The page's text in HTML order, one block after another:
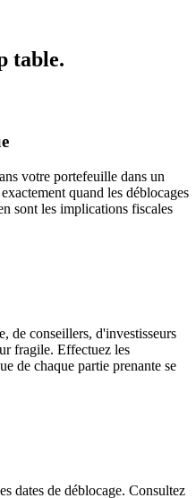
table.
votre portefeuille dans un
quand les déblocages
sont les implications fiscales
de conseillers, d'investisseurs
fragile. Effectuez les
de chaque partie prenante se
dates de déblocage. Consultez